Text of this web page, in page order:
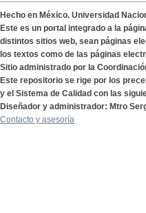
Hecho en México. Universidad
Este es un portal integrado a la
distintos sitios web, sean páginas
los textos como de las páginas
Sitio administrado por la
Este repositorio se rige por los
y el Sistema de Calidad con las
Diseñador y administrador: Mtro
Contacto y asesoría